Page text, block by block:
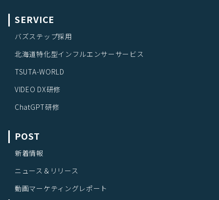
SERVICE
バズステップ採用
北海道特化型インフルエンサーサービス
TSUTA-WORLD
VIDEO DX研修
ChatGPT研修
POST
新着情報
ニュース＆リリース
動画マーケティングレポート